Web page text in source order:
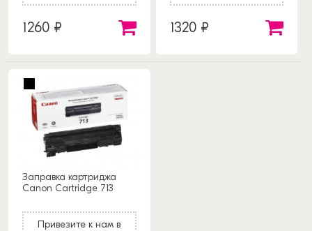
1260 ₽ 1320 ₽
Заправка картриджа
Canon Cartridge 713
Привезите к нам в